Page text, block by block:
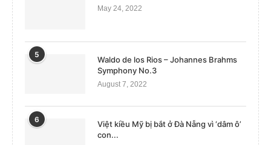
May 24, 2022
5
Waldo de los Rios – Johannes Brahms
Symphony No.3
August 7, 2022
6
Việt kiều Mỹ bị bắt ở Đà Nẵng vì ‘dâm ô’
con...